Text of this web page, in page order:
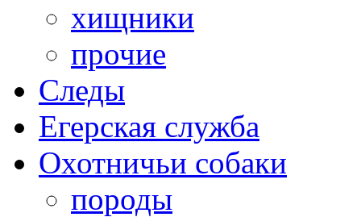
хищники
прочие
Следы
Егерская служба
Охотничьи собаки
породы